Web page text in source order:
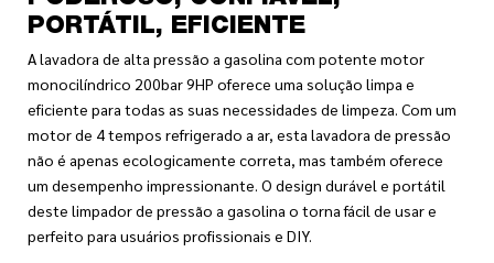
PORTÁTIL, EFICIENTE
A lavadora de alta pressão a gasolina com potente motor
monocilíndrico 200bar 9HP oferece uma solução limpa e
eficiente para todas as suas necessidades de limpeza. Com um
motor de 4 tempos refrigerado a ar, esta lavadora de pressão
não é apenas ecologicamente correta, mas também oferece
um desempenho impressionante. O design durável e portátil
deste limpador de pressão a gasolina o torna fácil de usar e
perfeito para usuários profissionais e DIY.